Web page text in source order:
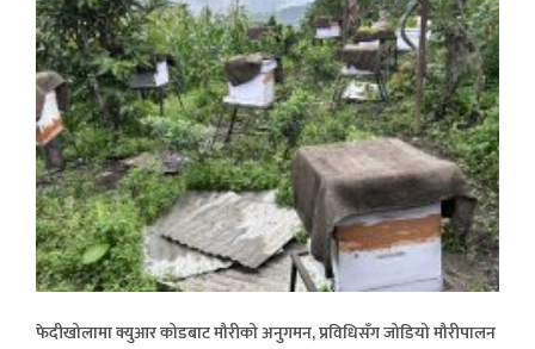
फेदीखोलामा क्युआर कोडबाट मौरीको अनुगमन, प्रविधिसँग जोडियो मौरीपालन